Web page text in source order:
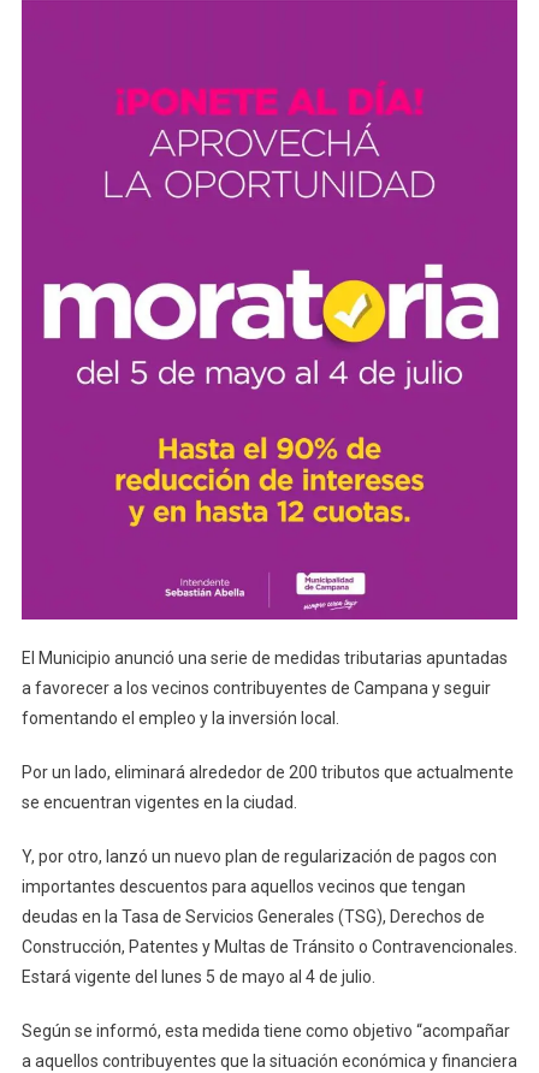
El Municipio anunció una serie de medidas tributarias apuntadas
a favorecer a los vecinos contribuyentes de Campana y seguir
fomentando el empleo y la inversión local.
Por un lado, eliminará alrededor de 200 tributos que actualmente
se encuentran vigentes en la ciudad.
Y, por otro, lanzó un nuevo plan de regularización de pagos con
importantes descuentos para aquellos vecinos que tengan
deudas en la Tasa de Servicios Generales (TSG), Derechos de
Construcción, Patentes y Multas de Tránsito o Contravencionales.
Estará vigente del lunes 5 de mayo al 4 de julio.
Según se informó, esta medida tiene como objetivo “acompañar
a aquellos contribuyentes que la situación económica y financiera